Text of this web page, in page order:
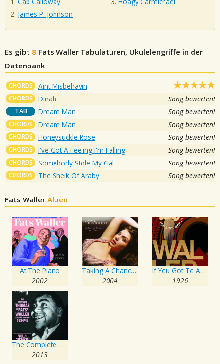
James P. Johnson
Es gibt 8 Fats Waller Tabulaturen, Ukulelengriffe in der
Datenbank
CHORDS Aint Misbehavin
CHORDS Dinah Song bewerten!
TAB Dream Man Song bewerten!
CHORDS Dream Man Song bewerten!
CHORDS Honeysuckle Rose Song bewerten!
CHORDS I've Got A Feeling I'm Falling Song bewerten!
CHORDS Somebody Stole My Gal Song bewerten!
CHORDS The Sheik Of Araby Song bewerten!
Fats Waller Alben
At The Piano
2002
Taking A Chance On Love
2004
If You Got To Ask, You Ain't Got It!
1926
The Complete Tomas Fats Waller and His Rhythm 1934 - 1943, Vol.1
2013